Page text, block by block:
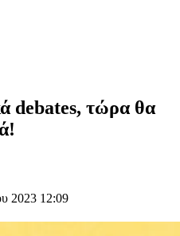
debates, τώρα θα
2023 12:09